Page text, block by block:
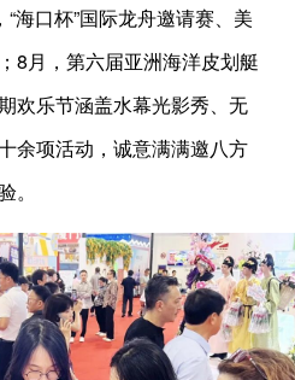
海口杯”国际龙舟邀请赛、美
8月，第六届亚洲海洋皮划艇
欢乐节涵盖水幕光影秀、无
余项活动，诚意满满邀八方